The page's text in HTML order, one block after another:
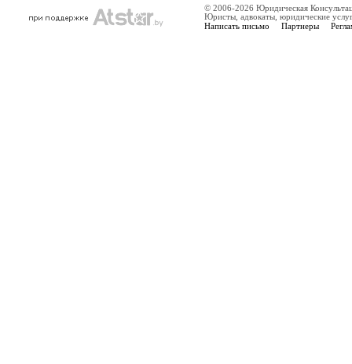
© 2006-2026 Юридическая
Юристы, адвокаты, юридические
Написать письмо Партнеры